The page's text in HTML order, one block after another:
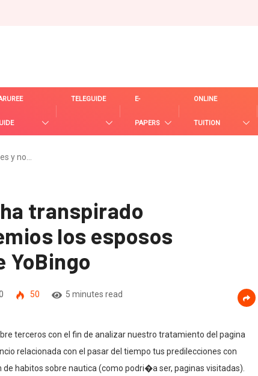
TELEGUIDE E-
PAPERS
ONLINE
TUITION
y no…
transpirado
los esposos
YoBingo
50 5 minutes read
terceros con el fin de analizar nuestro tratamiento del pagina
relacionada con el pasar del tiempo tus predilecciones con
habitos sobre nautica (como podri�a ser, paginas visitadas).